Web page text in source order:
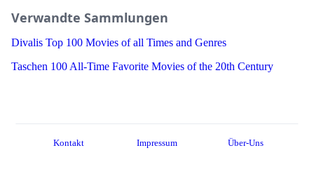
Verwandte Sammlungen
Divalis Top 100 Movies of all Times and Genres
Taschen 100 All-Time Favorite Movies of the 20th Century
Kontakt Impressum Über-Uns